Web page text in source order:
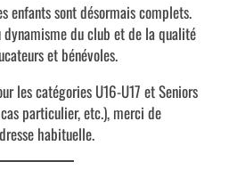
enfants sont désormais complets.
du club et de la qualité
et bénévoles.
les catégories U16-U17 et Seniors
particulier, etc.), merci de
habituelle.